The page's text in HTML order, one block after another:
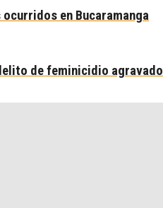
en Bucaramanga
de feminicidio